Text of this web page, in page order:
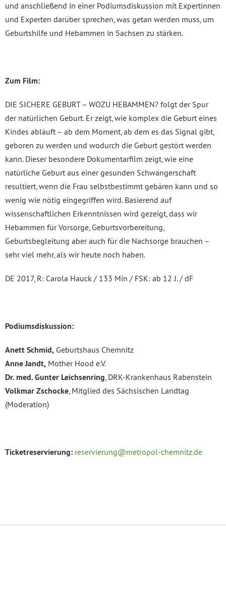
und anschließend in einer Podiumsdiskussion mit Expertinnen
und Experten darüber sprechen, was getan werden muss, um
Geburtshilfe und Hebammen in Sachsen zu stärken.
Zum Film:
DIE SICHERE GEBURT – WOZU HEBAMMEN? folgt der Spur
der natürlichen Geburt. Er zeigt, wie komplex die Geburt eines
Kindes abläuft – ab dem Moment, ab dem es das Signal gibt,
geboren zu werden und wodurch die Geburt gestört werden
kann. Dieser besondere Dokumentarfilm zeigt, wie eine
natürliche Geburt aus einer gesunden Schwangerschaft
resultiert, wenn die Frau selbstbestimmt gebären kann und so
wenig wie nötig eingegriffen wird. Basierend auf
wissenschaftlichen Erkenntnissen wird gezeigt, dass wir
Hebammen für Vorsorge, Geburtsvorbereitung,
Geburtsbegleitung aber auch für die Nachsorge brauchen –
sehr viel mehr, als wir heute noch haben.
DE 2017, R: Carola Hauck / 133 Min / FSK: ab 12 J. / dF
Podiumsdiskussion:
Anett Schmid, Geburtshaus Chemnitz
Anne Jandt, Mother Hood e.V.
Dr. med. Gunter Leichsenring, DRK-Krankenhaus Rabenstein
Volkmar Zschocke, Mitglied des Sächsischen Landtag
(Moderation)
Ticketreservierung: reservierung@metropol-chemnitz.de